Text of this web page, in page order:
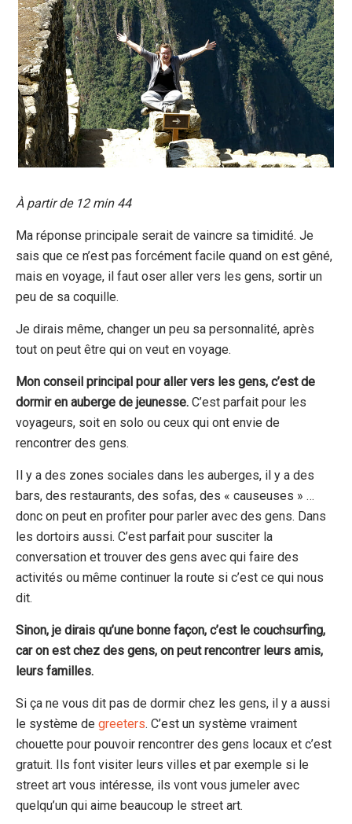
À partir de 12 min 44
Ma réponse principale serait de vaincre sa timidité. Je
sais que ce n’est pas forcément facile quand on est gêné,
mais en voyage, il faut oser aller vers les gens, sortir un
peu de sa coquille.
Je dirais même, changer un peu sa personnalité, après
tout on peut être qui on veut en voyage.
Mon conseil principal pour aller vers les gens, c’est de
dormir en auberge de jeunesse. C’est parfait pour les
voyageurs, soit en solo ou ceux qui ont envie de
rencontrer des gens.
Il y a des zones sociales dans les auberges, il y a des
bars, des restaurants, des sofas, des « causeuses » …
donc on peut en profiter pour parler avec des gens. Dans
les dortoirs aussi. C’est parfait pour susciter la
conversation et trouver des gens avec qui faire des
activités ou même continuer la route si c’est ce qui nous
dit.
Sinon, je dirais qu’une bonne façon, c’est le couchsurfing,
car on est chez des gens, on peut rencontrer leurs amis,
leurs familles.
Si ça ne vous dit pas de dormir chez les gens, il y a aussi
le système de greeters. C’est un système vraiment
chouette pour pouvoir rencontrer des gens locaux et c’est
gratuit. Ils font visiter leurs villes et par exemple si le
street art vous intéresse, ils vont vous jumeler avec
quelqu’un qui aime beaucoup le street art.